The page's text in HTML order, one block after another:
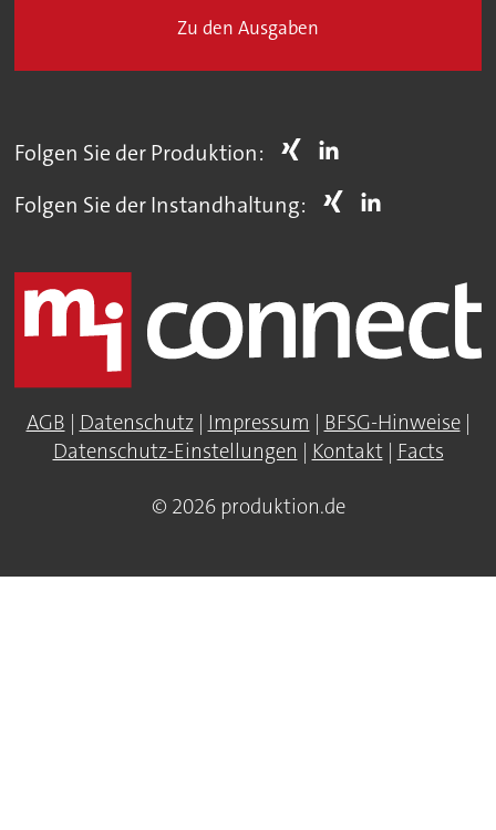
Zu den Ausgaben
Folgen Sie der Produktion:
Folgen Sie der Instandhaltung:
AGB | Datenschutz| Impressum | BFSG-Hinweise|
Datenschutz-Einstellungen | Kontakt| Facts
© 2026 produktion.de